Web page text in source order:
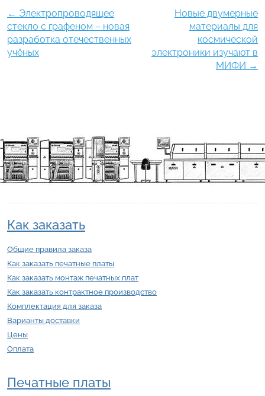
← Электропроводящее
стекло с графеном – новая
разработка отечественных
учёных
Новые двумерные
материалы для
космической
электроники изучают в
МИФИ →
Как заказать
Общие правила заказа
Как заказать печатные платы
Как заказать монтаж печатных плат
Как заказать контрактное производство
Комплектация для заказа
Варианты доставки
Цены
Оплата
Печатные платы